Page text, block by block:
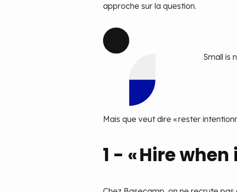
approche sur la question.
Small is
Mais que veut dire « rester
1 - « Hire